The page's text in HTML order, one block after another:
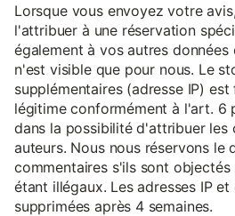
Lorsque vous envoyez votre
l'attribuer à une réservation
également à vos autres données
n'est visible que pour nous. Le
supplémentaires (adresse IP)
légitime conformément à l'art. 6
dans la possibilité d'attribuer les
auteurs. Nous nous réservons le
commentaires s'ils sont
étant illégaux. Les adresses IP
supprimées après 4 semaines.